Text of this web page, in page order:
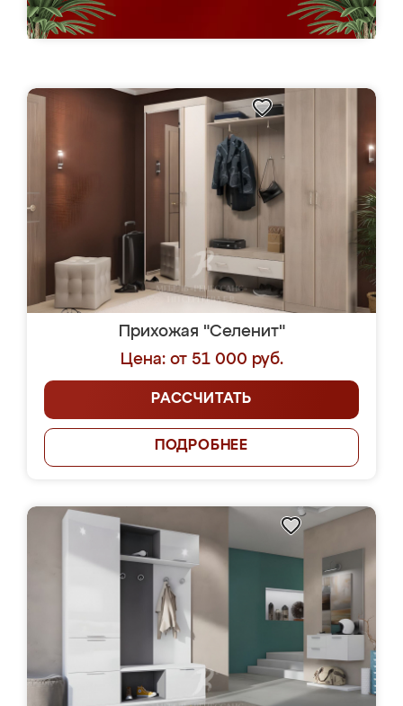
Прихожая "Селенит"
Цена: от 51 000 руб.
РАССЧИТАТЬ
ПОДРОБНЕЕ